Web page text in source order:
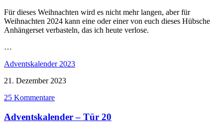
Für dieses Weihnachten wird es nicht mehr langen, aber für
Weihnachten 2024 kann eine oder einer von euch dieses Hübsche
Anhängerset verbasteln, das ich heute verlose.
…
Adventskalender 2023
21. Dezember 2023
25 Kommentare
Adventskalender – Tür 20